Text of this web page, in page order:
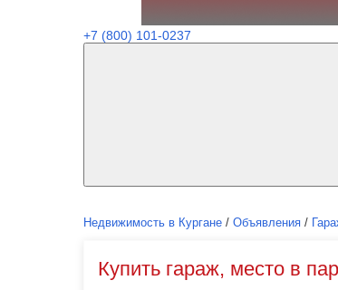
+7 (800) 101-0237
Недвижимость в Кургане / Объявления /
Купить гараж, место в